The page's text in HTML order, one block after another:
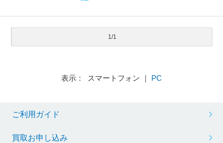
1/1
表示： スマートフォン ｜ PC
ご利用ガイド
買取お申し込み